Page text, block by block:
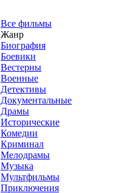
Все фильмы
Жанр
Биография
Боевики
Вестерны
Военные
Детективы
Документальные
Драмы
Исторические
Комедии
Криминал
Мелодрамы
Музыка
Мультфильмы
Приключения